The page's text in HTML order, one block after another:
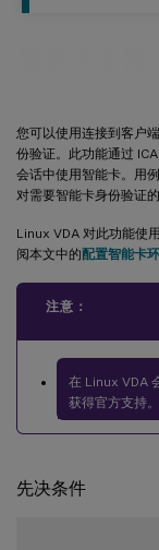
您可以使用连接到客户
份验证。此功能通过 ICA
会话中使用智能卡。用
对需要智能卡身份验证
Linux VDA 对此功能使
阅本文中的配置智能卡
注意：
在 Linux VDA
获得官方支持。
先决条件